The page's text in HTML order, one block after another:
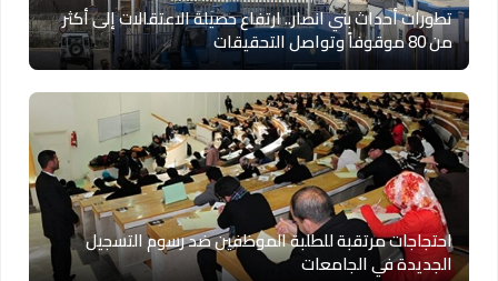
تطورات أحداث بني انصار.. ارتفاع حصيلة الاعتقالات إلى أكثر
من 80 موقوفاً وتواصل التحقيقات
احتجاجات مرتقبة للطلبة الموظفين ضد رسوم التسجيل
الجديدة في الجامعات